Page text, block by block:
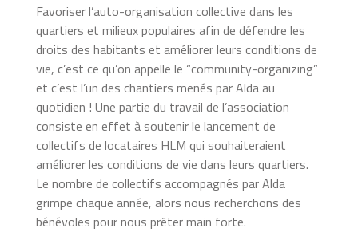
Favoriser l’auto-organisation collective dans les
quartiers et milieux populaires afin de défendre les
droits des habitants et améliorer leurs conditions de
vie, c’est ce qu’on appelle le “community-organizing”
et c’est l’un des chantiers menés par Alda au
quotidien ! Une partie du travail de l’association
consiste en effet à soutenir le lancement de
collectifs de locataires HLM qui souhaiteraient
améliorer les conditions de vie dans leurs quartiers.
Le nombre de collectifs accompagnés par Alda
grimpe chaque année, alors nous recherchons des
bénévoles pour nous prêter main forte.